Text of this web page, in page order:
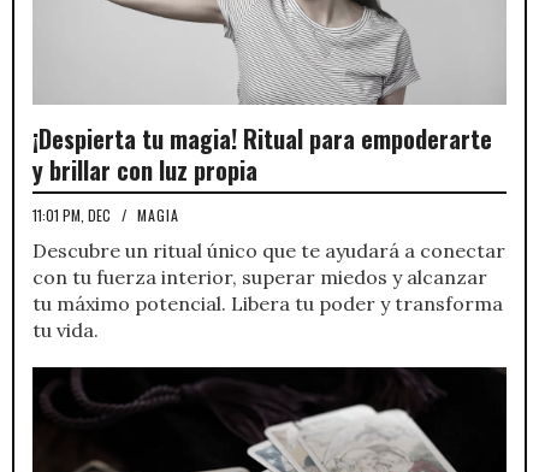
¡Despierta tu magia! Ritual para empoderarte
y brillar con luz propia
11:01 PM, DEC / MAGIA
Descubre un ritual único que te ayudará a conectar
con tu fuerza interior, superar miedos y alcanzar
tu máximo potencial. Libera tu poder y transforma
tu vida.